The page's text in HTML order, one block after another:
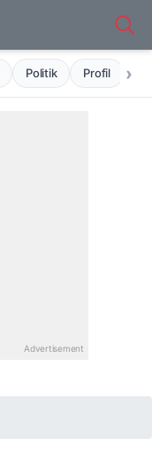
Politik Profil ›